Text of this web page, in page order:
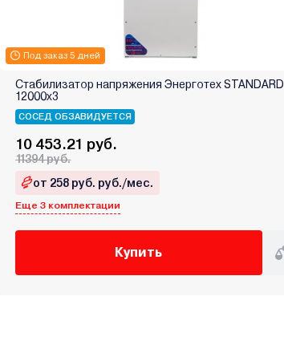
Под заказ 5 дней
Стабилизатор напряжения Энерготех STANDARD
12000х3
СОСЕД ОБЗАВИДУЕТСЯ
10 453.21 руб.
11394 руб.
от 258 руб. руб./мес.
Еще 3 комплектации
Купить